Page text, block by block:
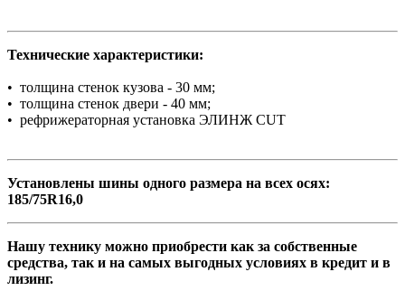
Технические характеристики:
• толщина стенок кузова - 30 мм;
• толщина стенок двери - 40 мм;
• рефрижераторная установка ЭЛИНЖ CUT
Установлены шины одного размера на всех осях:
185/75R16,0
Нашу технику можно приобрести как за собственные
средства, так и на самых выгодных условиях в кредит и в
лизинг.